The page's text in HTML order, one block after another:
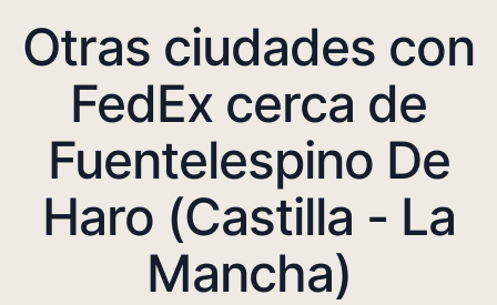
Otras ciudades con
FedEx cerca de
Fuentelespino De
Haro (Castilla - La
Mancha)